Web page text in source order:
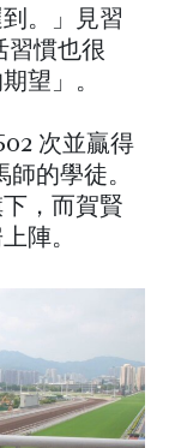
。」見習
習慣也很
望」。
次並贏得
的學徒。
，而賀賢
陣。